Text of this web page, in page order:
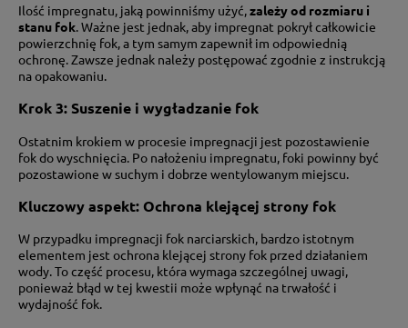
Ilość impregnatu, jaką powinniśmy użyć,zależy od rozmiaru i
stanu fok. Ważne jest jednak, aby impregnat pokrył całkowicie
powierzchnię fok, a tym samym zapewnił im odpowiednią
ochronę. Zawsze jednak należy postępować zgodnie z instrukcją
na opakowaniu.
Krok 3: Suszenie i wygładzanie fok
Ostatnim krokiem w procesie impregnacji jest pozostawienie
fok do wyschnięcia. Po nałożeniu impregnatu, foki powinny być
pozostawione w suchym i dobrze wentylowanym miejscu.
Kluczowy aspekt: Ochrona klejącej strony fok
W przypadku impregnacji fok narciarskich, bardzo istotnym
elementem jest ochrona klejącej strony fok przed działaniem
wody. To część procesu, która wymaga szczególnej uwagi,
ponieważ błąd w tej kwestii może wpłynąć na trwałość i
wydajność fok.